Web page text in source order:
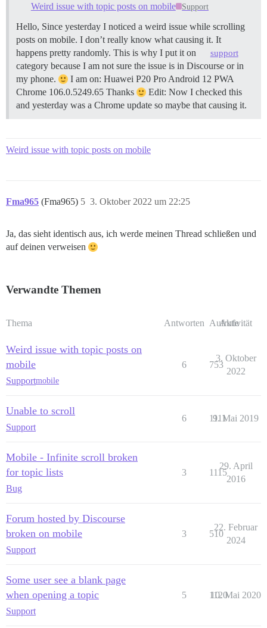
Weird issue with topic posts on mobile Support
Hello, Since yesterday I noticed a weird issue while scrolling
posts on mobile. I don’t really know what causing it. It
happens pretty randomly. This is why I put it on
support
category because I am not sure the issue is in Discourse or in
my phone.
I am on: Huawei P20 Pro Android 12 PWA
Chrome 106.0.5249.65 Thanks
Edit: Now I checked this
and yesterday was a Chrome update so maybe that causing it.
Weird issue with topic posts on mobile
Fma965 (Fma965) 3. Oktober 2022 um 22:25
5
Ja, das sieht identisch aus, ich werde meinen Thread schließen und
auf deinen verweisen
Verwandte Themen
Thema Antworten Aufrufe
Aktivität
Weird issue with topic posts on
mobile
Supportmobile
6 753
3. Oktober
2022
Unable to scroll
Support
6 1111
9. Mai 2019
Mobile - Infinite scroll broken
for topic lists
Bug
3 1115
29. April
2016
Forum hosted by Discourse
broken on mobile
Support
3 510
22. Februar
2024
Some user see a blank page
when opening a topic
Support
5 1120
10. Mai 2020